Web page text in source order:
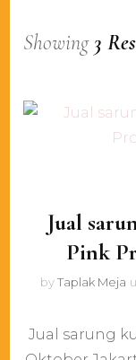
Showing 3
Jual
Pink
byTaplak Meja
Jual sarung